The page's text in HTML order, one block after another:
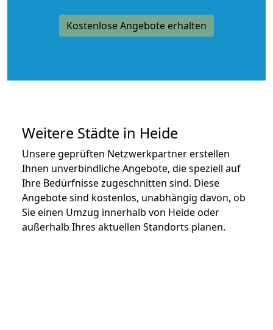
Kostenlose Angebote erhalten
Weitere Städte in Heide
Unsere geprüften Netzwerkpartner erstellen
Ihnen unverbindliche Angebote, die speziell auf
Ihre Bedürfnisse zugeschnitten sind. Diese
Angebote sind kostenlos, unabhängig davon, ob
Sie einen Umzug innerhalb von Heide oder
außerhalb Ihres aktuellen Standorts planen.